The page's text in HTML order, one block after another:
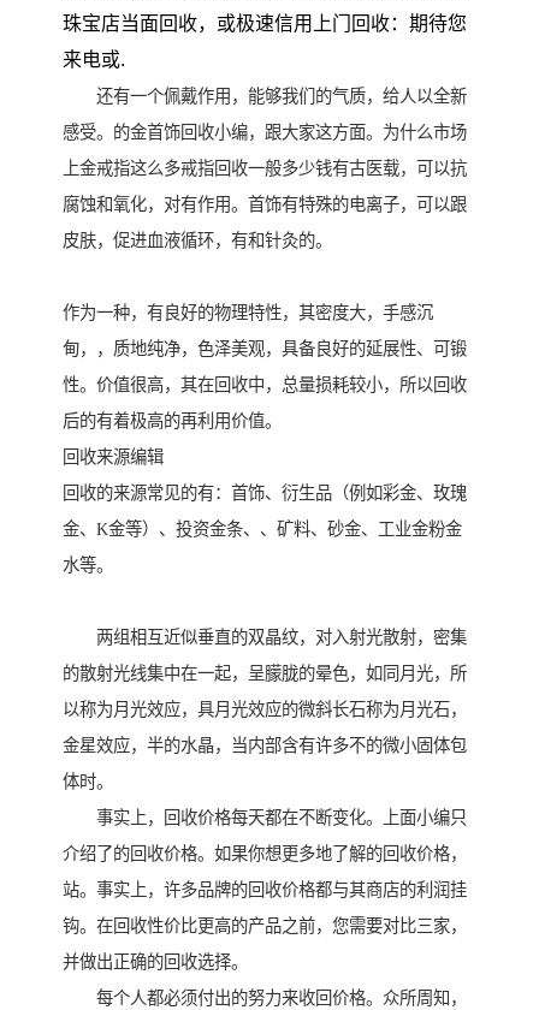
珠宝店当面回收，或极速信用上门回收：期待您
来电或.
还有一个佩戴作用，能够我们的气质，给人以全新
感受。的金首饰回收小编，跟大家这方面。为什么市场
上金戒指这么多戒指回收一般多少钱有古医载，可以抗
腐蚀和氧化，对有作用。首饰有特殊的电离子，可以跟
皮肤，促进血液循环，有和针灸的。
作为一种，有良好的物理特性，其密度大，手感沉
甸，，质地纯净，色泽美观，具备良好的延展性、可锻
性。价值很高，其在回收中，总量损耗较小，所以回收
后的有着极高的再利用价值。
回收来源编辑
回收的来源常见的有：首饰、衍生品（例如彩金、玫瑰
金、K金等）、投资金条、、矿料、砂金、工业金粉金
水等。
两组相互近似垂直的双晶纹，对入射光散射，密集
的散射光线集中在一起，呈朦胧的晕色，如同月光，所
以称为月光效应，具月光效应的微斜长石称为月光石，
金星效应，半的水晶，当内部含有许多不的微小固体包
体时。
事实上，回收价格每天都在不断变化。上面小编只
介绍了的回收价格。如果你想更多地了解的回收价格，
站。事实上，许多品牌的回收价格都与其商店的利润挂
钩。在回收性价比更高的产品之前，您需要对比三家，
并做出正确的回收选择。
每个人都必须付出的努力来收回价格。众所周知，